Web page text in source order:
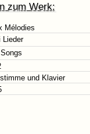
zum Werk:
Mélodies
Lieder
und Klavier